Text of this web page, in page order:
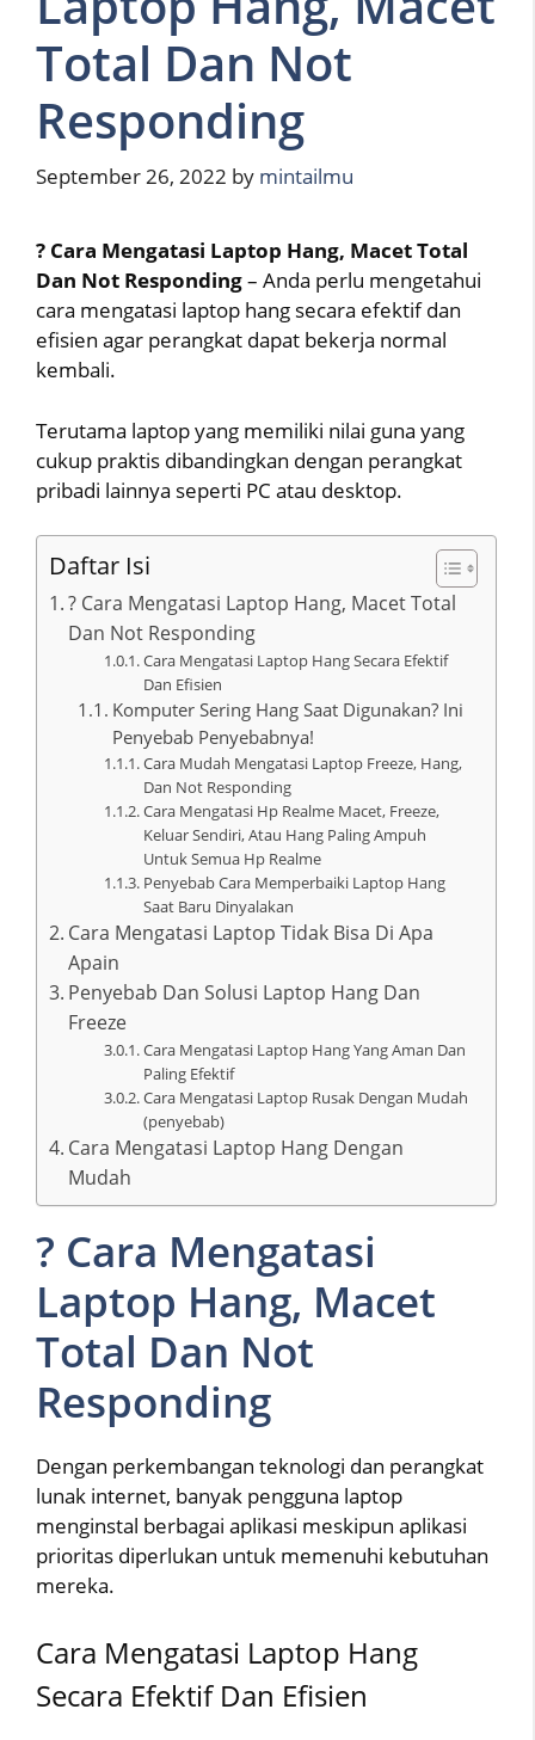
Total Dan Not
Responding
September 26, 2022 by mintailmu
? Cara Mengatasi Laptop Hang, Macet Total
Dan Not Responding– Anda perlu mengetahui
cara mengatasi laptop hang secara efektif dan
efisien agar perangkat dapat bekerja normal
kembali.
Terutama laptop yang memiliki nilai guna yang
cukup praktis dibandingkan dengan perangkat
pribadi lainnya seperti PC atau desktop.
Daftar Isi
? Cara Mengatasi Laptop Hang, Macet Total
Dan Not Responding
Cara Mengatasi Laptop Hang Secara Efektif
Dan Efisien
Komputer Sering Hang Saat Digunakan? Ini
Penyebab Penyebabnya!
Cara Mudah Mengatasi Laptop Freeze, Hang,
Dan Not Responding
Cara Mengatasi Hp Realme Macet, Freeze,
Keluar Sendiri, Atau Hang Paling Ampuh
Untuk Semua Hp Realme
Penyebab Cara Memperbaiki Laptop Hang
Saat Baru Dinyalakan
Cara Mengatasi Laptop Tidak Bisa Di Apa
Apain
Penyebab Dan Solusi Laptop Hang Dan
Freeze
Cara Mengatasi Laptop Hang Yang Aman Dan
Paling Efektif
Cara Mengatasi Laptop Rusak Dengan Mudah
(penyebab)
Cara Mengatasi Laptop Hang Dengan
Mudah
? Cara Mengatasi
Laptop Hang, Macet
Total Dan Not
Responding
Dengan perkembangan teknologi dan perangkat
lunak internet, banyak pengguna laptop
menginstal berbagai aplikasi meskipun aplikasi
prioritas diperlukan untuk memenuhi kebutuhan
mereka.
Cara Mengatasi Laptop Hang
Secara Efektif Dan Efisien